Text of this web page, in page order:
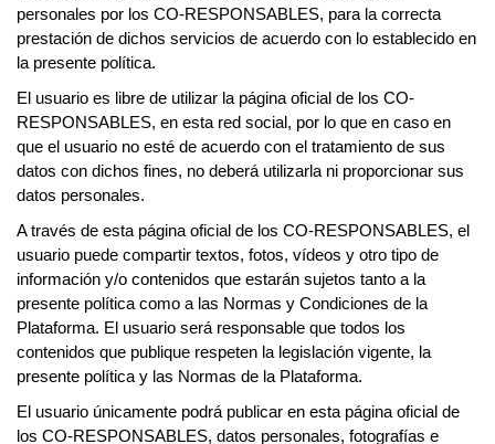
personales por los CO-RESPONSABLES, para la correcta
prestación de dichos servicios de acuerdo con lo establecido en
la presente política.
El usuario es libre de utilizar la página oficial de los CO-
RESPONSABLES, en esta red social, por lo que en caso en
que el usuario no esté de acuerdo con el tratamiento de sus
datos con dichos fines, no deberá utilizarla ni proporcionar sus
datos personales.
A través de esta página oficial de los CO-RESPONSABLES, el
usuario puede compartir textos, fotos, vídeos y otro tipo de
información y/o contenidos que estarán sujetos tanto a la
presente política como a las Normas y Condiciones de la
Plataforma. El usuario será responsable que todos los
contenidos que publique respeten la legislación vigente, la
presente política y las Normas de la Plataforma.
El usuario únicamente podrá publicar en esta página oficial de
los CO-RESPONSABLES, datos personales, fotografías e